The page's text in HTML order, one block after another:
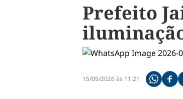
Prefeito
15/05/2026 às 11:21